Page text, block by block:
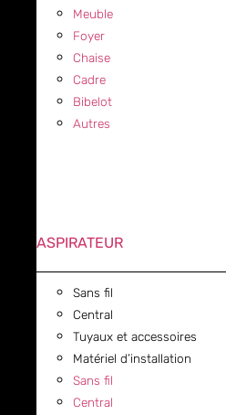
Meuble
Foyer
Chaise
Cadre
Bibelot
Autres
ASPIRATEUR
Sans fil
Central
Tuyaux et accessoires
Matériel d’installation
Sans fil
Central